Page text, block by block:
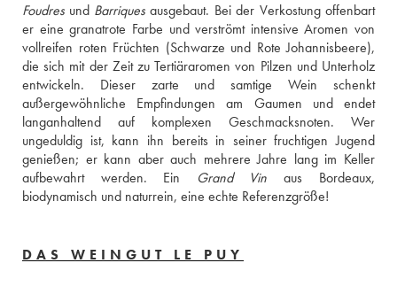
Foudres und Barriques ausgebaut. Bei der Verkostung offenbart
er eine granatrote Farbe und verströmt intensive Aromen von
vollreifen roten Früchten (Schwarze und Rote Johannisbeere),
die sich mit der Zeit zu Tertiäraromen von Pilzen und Unterholz
entwickeln. Dieser zarte und samtige Wein schenkt
außergewöhnliche Empfindungen am Gaumen und endet
langanhaltend auf komplexen Geschmacksnoten. Wer
ungeduldig ist, kann ihn bereits in seiner fruchtigen Jugend
genießen; er kann aber auch mehrere Jahre lang im Keller
aufbewahrt werden. Ein Grand Vin aus Bordeaux,
biodynamisch und naturrein, eine echte Referenzgröße!
DAS WEINGUT LE PUY